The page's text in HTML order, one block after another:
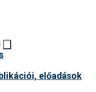
előadások